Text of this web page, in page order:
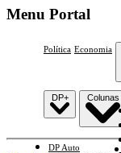
Menu Portal
Política Economia
DP+
DP Auto
Colunas